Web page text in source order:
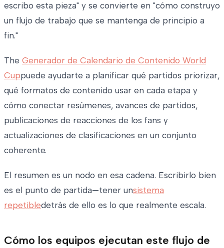
escribo esta pieza" y se convierte en "cómo construyo
un flujo de trabajo que se mantenga de principio a
fin."
The Generador de Calendario de Contenido World
Cuppuede ayudarte a planificar qué partidos priorizar,
qué formatos de contenido usar en cada etapa y
cómo conectar resúmenes, avances de partidos,
publicaciones de reacciones de los fans y
actualizaciones de clasificaciones en un conjunto
coherente.
El resumen es un nodo en esa cadena. Escribirlo bien
es el punto de partida—tener unsistema
repetibledetrás de ello es lo que realmente escala.
Cómo los equipos ejecutan este flujo de